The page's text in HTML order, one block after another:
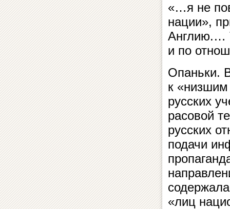
«…я не
нации»,
Англию.…
и по
Опаньки.
к «низшим
русских
расовой
русских
подачи
«лиц